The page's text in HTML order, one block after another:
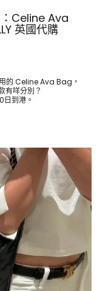
Celine Ava
英國代購
的 Celine Ava Bag，
咩分別？
日到港。
）同款｜英國代購攻